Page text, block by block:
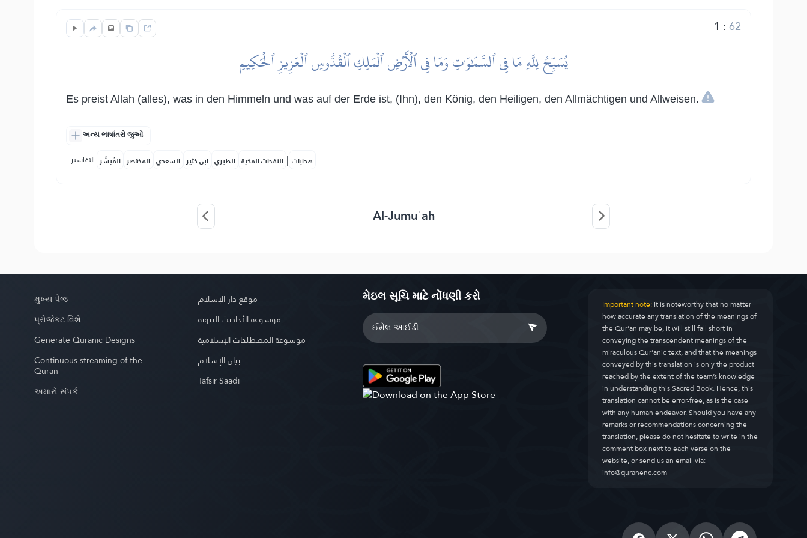
1 :62
يُسَبِّحُ لِلَّهِ مَا فِي ٱلسَّمَٰوَٰتِ وَمَا فِي ٱلۡأَرۡضِ ٱلۡمَلِكِ ٱلۡقُدُّوسِ ٱلۡعَزِيزِ ٱلۡحَكِيمِ
Es preist Allah (alles), was in den Himmeln und was auf der Erde ist, (Ihn), den König, den Heiligen, den Allmächtigen und Allweisen.
અન્ય ભાષાંતરો જુઓ
التفاسير: المُيسَّر المختصر السعدي ابن كثير الطبري النفحات المكية | هدايات
Al-Jumuʿah
મુખ્ય પેજ
પ્રોજેકટ વિશે
Generate Quranic Designs
Continuous streaming of the
Quran
અમારો સંપર્ક
موقع دار الإسلام
موسوعة الأحاديث النبوية
موسوعة المصطلحات الإسلامية
بيان الإسلام
Tafsir Saadi
મેઇલ સૂચિ માટે નોંધણી કરો Important note:It is noteworthy that no matter
how accurate any translation of the meanings of
the Qur’an may be, it will still fall short in
conveying the transcendent meanings of the
miraculous Qur’anic text, and that the meanings
conveyed by this translation is only the product
reached by the extent of the team’s knowledge
in understanding this Sacred Book. Hence, this
translation cannot be error-free, as is the case
with any human endeavor. Should you have any
remarks or recommendations concerning the
translation, please do not hesitate to write in the
comment box next to each verse on the
website, or send us an email via:
info@quranenc.com